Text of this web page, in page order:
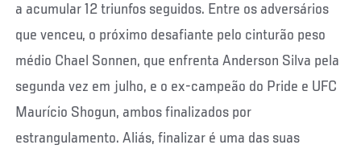
a acumular 12 triunfos seguidos. Entre os adversários
que venceu, o próximo desafiante pelo cinturão peso
médio Chael Sonnen, que enfrenta Anderson Silva pela
segunda vez em julho, e o ex-campeão do Pride e UFC
Maurício Shogun, ambos finalizados por
estrangulamento. Aliás, finalizar é uma das suas